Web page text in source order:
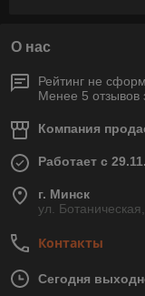
О нас
Рейтинг не
Менее 5 отзывов
Компания
Работает с
г. Минск
ул.
Контакты
Сегодня